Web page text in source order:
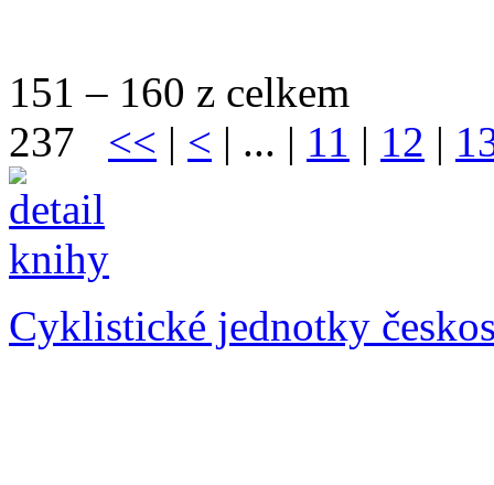
151 – 160 z celkem
237 << | < | ... | 11 | 12 |
Cyklistické jednotky